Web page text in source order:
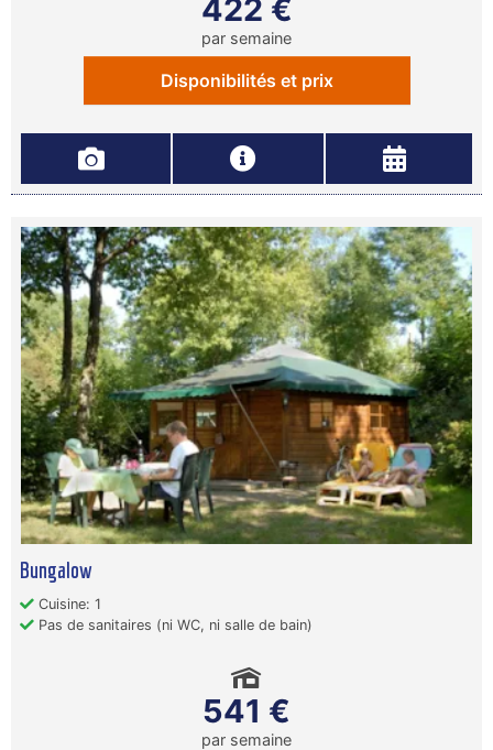
422 €
par semaine
Disponibilités et prix
Bungalow
Cuisine: 1
Pas de sanitaires (ni WC, ni salle de bain)
541 €
par semaine